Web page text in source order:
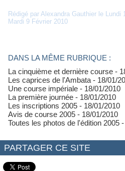
Rédigé par Alexandra Gauthier le
Mardi 9 Février 2010
DANS LA MÊME RUBRIQUE :
La cinquième et dernière course -
Les caprices de l'Ambata - 18/01/
Une course impériale - 18/01/2010
La première journée - 18/01/2010
Les inscriptions 2005 - 18/01/2010
Avis de course 2005 - 18/01/2010
Toutes les photos de l'édition 2005
PARTAGER CE SITE